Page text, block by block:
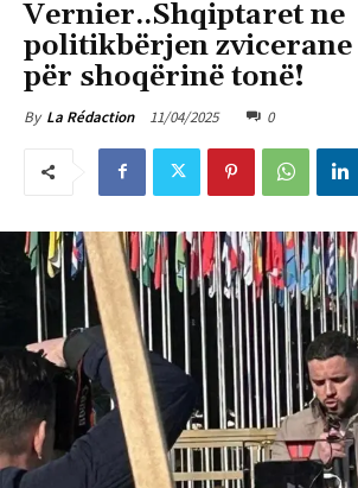
Vernier..Shqiptaret ne
politikbërjen
për shoqërinë tonë!
By La Rédaction 11/04/2025 0